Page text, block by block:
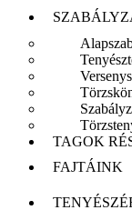
TAGOK
FAJTÁINK